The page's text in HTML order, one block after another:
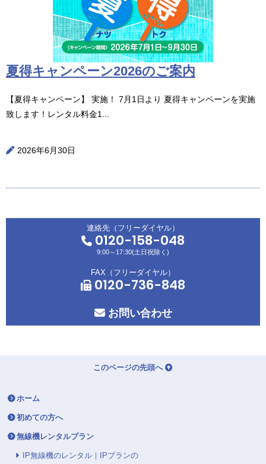
夏得キャンペーン2026のご案内
【夏得キャンペーン】 実施！ 7月1日より 夏得キャンペーンを実施
致します！レンタル料金1...
2026年6月30日
連絡先（フリーダイヤル）
0120-158-048
9:00～17:30(土日祝除く)
FAX（フリーダイヤル）
0120-736-848
お問い合わせ
このページの先頭へ
ホーム
初めての方へ
無線機レンタルプラン
IP無線機のレンタル｜IPプランの